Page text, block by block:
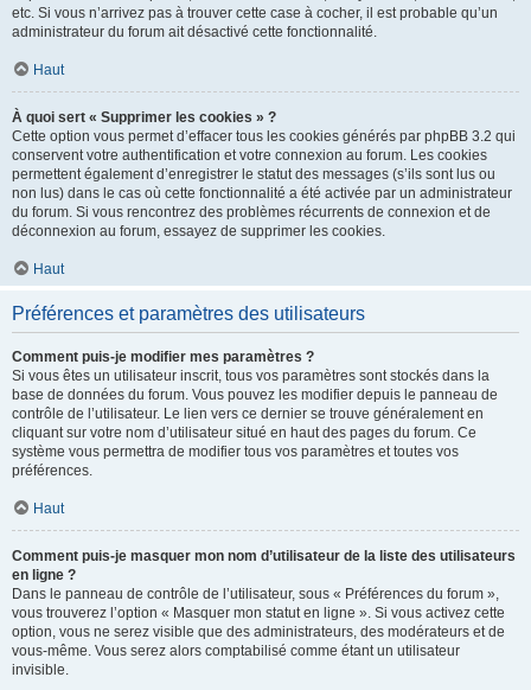
etc. Si vous n’arrivez pas à trouver cette case à cocher, il est probable qu’un
administrateur du forum ait désactivé cette fonctionnalité.
Haut
À quoi sert « Supprimer les cookies » ?
Cette option vous permet d’effacer tous les cookies générés par phpBB 3.2 qui
conservent votre authentification et votre connexion au forum. Les cookies
permettent également d’enregistrer le statut des messages (s’ils sont lus ou
non lus) dans le cas où cette fonctionnalité a été activée par un administrateur
du forum. Si vous rencontrez des problèmes récurrents de connexion et de
déconnexion au forum, essayez de supprimer les cookies.
Haut
Préférences et paramètres des utilisateurs
Comment puis-je modifier mes paramètres ?
Si vous êtes un utilisateur inscrit, tous vos paramètres sont stockés dans la
base de données du forum. Vous pouvez les modifier depuis le panneau de
contrôle de l’utilisateur. Le lien vers ce dernier se trouve généralement en
cliquant sur votre nom d’utilisateur situé en haut des pages du forum. Ce
système vous permettra de modifier tous vos paramètres et toutes vos
préférences.
Haut
Comment puis-je masquer mon nom d’utilisateur de la liste des utilisateurs
en ligne ?
Dans le panneau de contrôle de l’utilisateur, sous « Préférences du forum »,
vous trouverez l’option « Masquer mon statut en ligne ». Si vous activez cette
option, vous ne serez visible que des administrateurs, des modérateurs et de
vous-même. Vous serez alors comptabilisé comme étant un utilisateur
invisible.